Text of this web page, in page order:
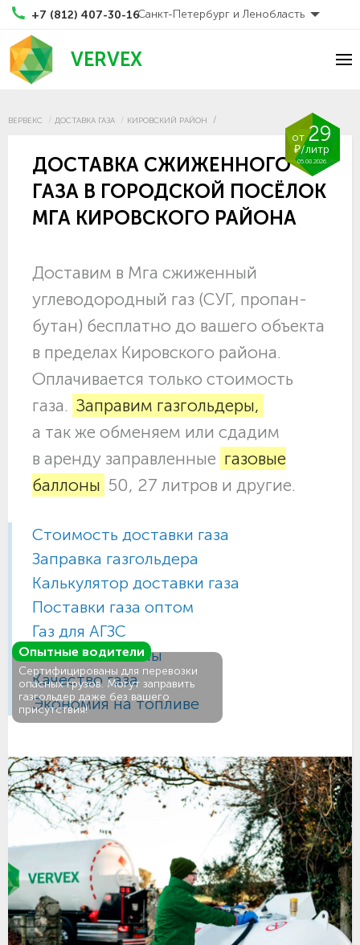
+7 (812) 407-30-16Санкт-Петербург и Ленобласть
VERVEX
ВЕРВЕКС ДОСТАВКА ГАЗА КИРОВСКИЙ РАЙОН
от29
₽/литр
05.08.2026
ДОСТАВКА СЖИЖЕННОГО
ГАЗА В ГОРОДСКОЙ ПОСЁЛОК
МГА КИРОВСКОГО РАЙОНА
Доставим в Мга сжиженный
углеводородный газ (СУГ, пропан-
бутан) бесплатно до вашего объекта
в пределах Кировского района.
Оплачивается только стоимость
газа. Заправим газгольдеры,
а так же обменяем или сдадим
в аренду заправленные газовые
баллоны 50, 27 литров и другие.
Стоимость доставки газа
Заправка газгольдера
Калькулятор доставки газа
Поставки газа оптом
Газ для АГЗС
Газовые баллоны
Качество газа
Экономия на топливе
Опытные водители
Сертифицированы для перевозки
опасных грузов. Могут заправить
газгольдер даже без вашего
присутствия!